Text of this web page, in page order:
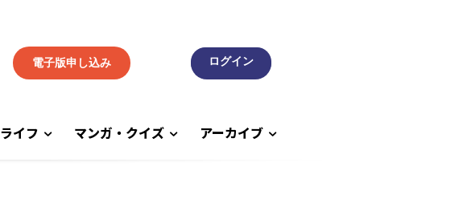
電子版申し込み
ライフ マンガ・クイズ アーカイブ